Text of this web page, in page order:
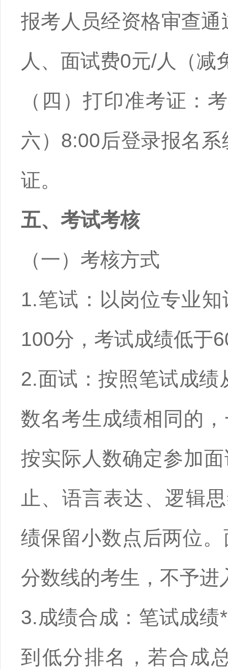
报考人员经资格审查
人、面试费0元/人（减
（四）打印准考证：
六）8:00后登录报名
证。
五、考试考核
（一）考核方式
1.笔试：以岗位专业
100分，考试成绩低于
2.面试：按照笔试成
数名考生成绩相同的
按实际人数确定参加
止、语言表达、逻辑
绩保留小数点后两位
分数线的考生，不予进
3.成绩合成：笔试成
到低分排名，若合成